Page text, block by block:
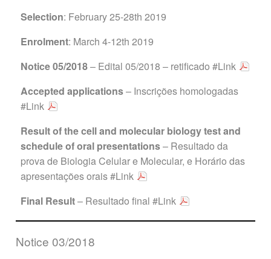
Selection: February 25-28th 2019
Enrolment: March 4-12th 2019
Notice 05/2018– Edital 05/2018 – retificado #Link
Accepted applications– Inscrições homologadas
#Link
Result of the cell and molecular biology test and
schedule of oral presentations– Resultado da
prova de Biologia Celular e Molecular, e Horário das
apresentações orais#Link
Final Result– Resultado final #Link
Notice 03/2018